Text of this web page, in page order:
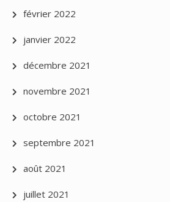
février 2022
janvier 2022
décembre 2021
novembre 2021
octobre 2021
septembre 2021
août 2021
juillet 2021